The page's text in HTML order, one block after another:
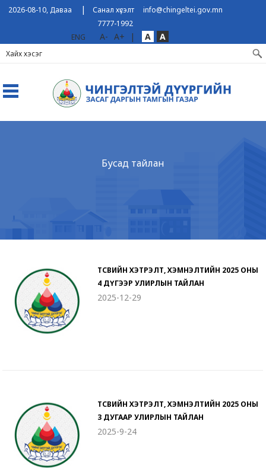
2026-08-10, Даваа | Санал хүсэлт
info@chingeltei.gov.mn
7777-1992
ENG
A- A+ | A A
Бусад тайлан
ТӨСВИЙН ХЭТРЭЛТ, ХЭМНЭЛТИЙН 2025 ОНЫ
4 ДҮГЭЭР УЛИРЛЫН ТАЙЛАН
2025-12-29
ТӨСВИЙН ХЭТРЭЛТ, ХЭМНЭЛТИЙН 2025 ОНЫ
3 ДУГААР УЛИРЛЫН ТАЙЛАН
2025-9-24